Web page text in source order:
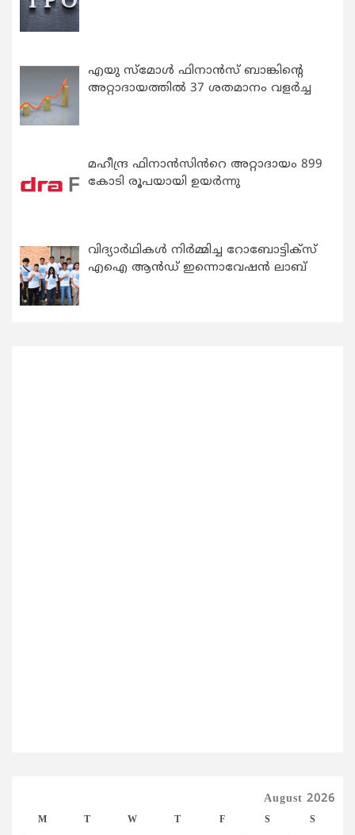
എയു സ്‌മോൾ ഫിനാൻസ് ബാങ്കിന്റെ
അറ്റാദായത്തിൽ 37 ശതമാനം വളർച്ച
മഹീന്ദ്ര ഫിനാൻസിൻറെ അറ്റാദായം 899
കോടി രൂപയായി ഉയർന്നു
വിദ്യാര്‍ഥികള്‍ നിര്‍മ്മിച്ച റോബോട്ടിക്സ്
എഐ ആന്‍ഡ് ഇന്നൊവേഷന്‍ ലാബ്
August 2026
M T W T F S S